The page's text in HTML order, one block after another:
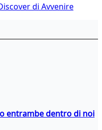
di Avvenire
entrambe dentro di noi